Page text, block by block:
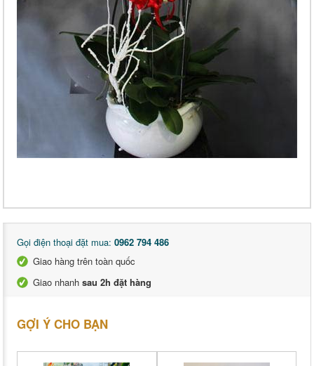
Gọi điện thoại đặt mua: 0962 794 486
Giao hàng trên toàn quốc
Giao nhanh sau 2h đặt hàng
GỢI Ý CHO BẠN